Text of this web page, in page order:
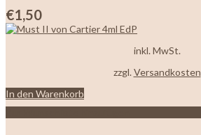
€1,50
inkl. MwSt.
zzgl. Versandkosten
In den Warenkorb